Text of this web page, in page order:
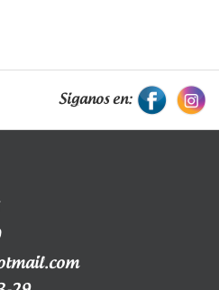
Siganos en: